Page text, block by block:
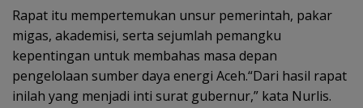
Rapat itu mempertemukan unsur pemerintah, pakar
migas, akademisi, serta sejumlah pemangku
kepentingan untuk membahas masa depan
pengelolaan sumber daya energi Aceh.“Dari hasil rapat
inilah yang menjadi inti surat gubernur,” kata Nurlis.